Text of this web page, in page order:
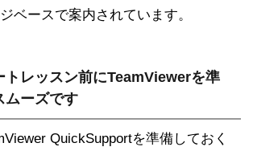
ベースで案内されています。
トレッスン前にTeamViewerを準
ムーズです
QuickSupportを準備しておく